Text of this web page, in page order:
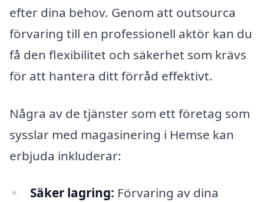
efter dina behov. Genom att outsourca
förvaring till en professionell aktör kan du
få den flexibilitet och säkerhet som krävs
för att hantera ditt förråd effektivt.
Några av de tjänster som ett företag som
sysslar med magasinering i Hemse kan
erbjuda inkluderar:
Säker lagring: Förvaring av dina